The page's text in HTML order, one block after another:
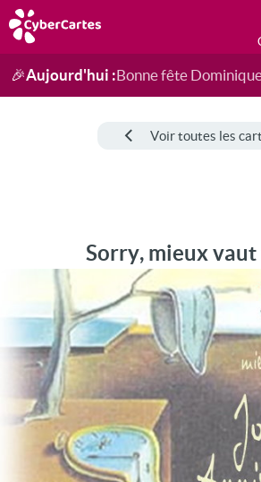
Anniversaire
Fête du jour
Amour
Amitié
Merci
Toutes les cartes
🎉Aujourd'hui :Bonne fête
Voir toutes les
Sorry, mieux